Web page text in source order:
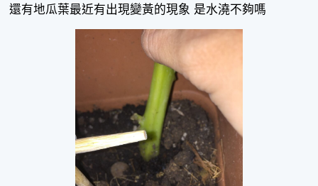
還有地瓜葉最近有出現變黃的現象 是水澆不夠嗎